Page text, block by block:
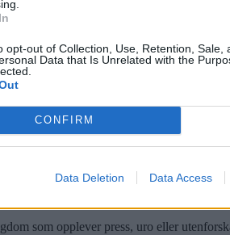
opt-out of Collection, Use, Retention, Sale,
Data that Is Unrelated with the
CONFIRM
Data Deletion Data Access
forebygging. Her er seks gode grunner til
for at noen trekkes inn i uheldige
skaper struktur, tilhørighet og mestring
viser at tilgjengelige fritidstilbud og
nærmiljøer. Når flere mennesker er til
som opplever press, uro eller